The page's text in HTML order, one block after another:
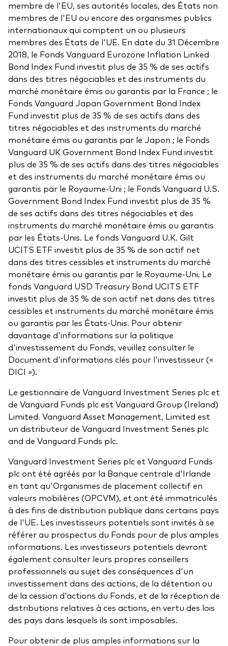
membre de l'EU, ses autorités locales, des États non
membres de l'EU ou encore des organismes publics
internationaux qui comptent un ou plusieurs
membres des États de l'UE. En date du 31 Décembre
2018, le Fonds Vanguard Eurozone Inflation Linked
Bond Index Fund investit plus de 35 % de ses actifs
dans des titres négociables et des instruments du
marché monétaire émis ou garantis par la France ; le
Fonds Vanguard Japan Government Bond Index
Fund investit plus de 35 % de ses actifs dans des
titres négociables et des instruments du marché
monétaire émis ou garantis par le Japon ; le Fonds
Vanguard UK Government Bond Index Fund investit
plus de 35 % de ses actifs dans des titres négociables
et des instruments du marché monétaire émis ou
garantis par le Royaume-Uni ; le Fonds Vanguard U.S.
Government Bond Index Fund investit plus de 35 %
de ses actifs dans des titres négociables et des
instruments du marché monétaire émis ou garantis
par les États-Unis. Le fonds Vanguard U.K. Gilt
UCITS ETF investit plus de 35 % de son actif net
dans des titres cessibles et instruments du marché
monétaire émis ou garantis par le Royaume-Uni. Le
fonds Vanguard USD Treasury Bond UCITS ETF
investit plus de 35 % de son actif net dans des titres
cessibles et instruments du marché monétaire émis
ou garantis par les États-Unis. Pour obtenir
davantage d'informations sur la politique
d'investissement du Fonds, veuillez consulter le
Document d'informations clés pour l'investisseur («
DICI »).
Le gestionnaire de Vanguard Investment Series plc et
de Vanguard Funds plc est Vanguard Group (Ireland)
Limited. Vanguard Asset Management, Limited est
un distributeur de Vanguard Investment Series plc
and de Vanguard Funds plc.
Vanguard Investment Series plc et Vanguard Funds
plc ont été agréés par la Banque centrale d'Irlande
en tant qu'Organismes de placement collectif en
valeurs mobilières (OPCVM), et ont été immatriculés
à des fins de distribution publique dans certains pays
de l'UE. Les investisseurs potentiels sont invités à se
référer au prospectus du Fonds pour de plus amples
informations. Les investisseurs potentiels devront
également consulter leurs propres conseillers
professionnels au sujet des conséquences d'un
investissement dans des actions, de la détention ou
de la cession d'actions du Fonds, et de la réception de
distributions relatives à ces actions, en vertu des lois
des pays dans lesquels ils sont imposables.
Pour obtenir de plus amples informations sur la